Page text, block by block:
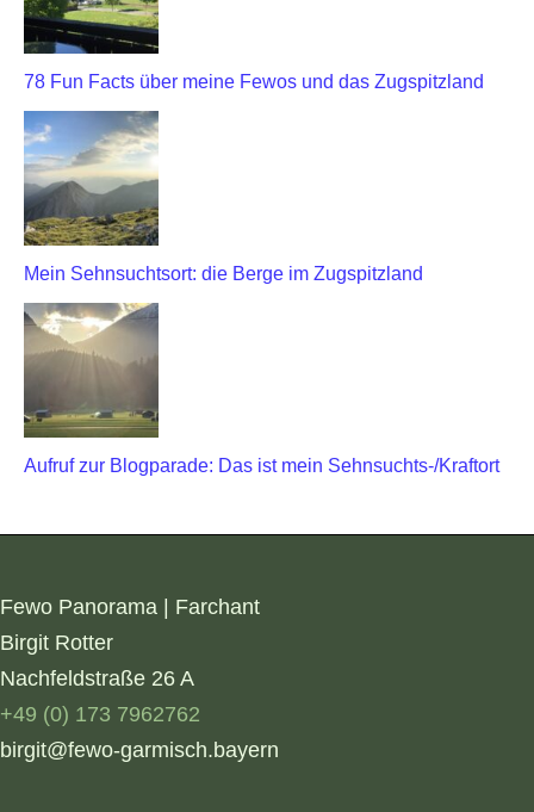
78 Fun Facts über meine Fewos und das Zugspitzland
Mein Sehnsuchtsort: die Berge im Zugspitzland
Aufruf zur Blogparade: Das ist mein Sehnsuchts-/Kraftort
Fewo Panorama | Farchant
Birgit Rotter
Nachfeldstraße 26 A
+49 (0) 173 7962762
birgit@fewo-garmisch.bayern